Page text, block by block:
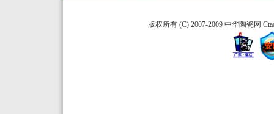
版权所有 (C) 2007-2009 中华陶瓷网